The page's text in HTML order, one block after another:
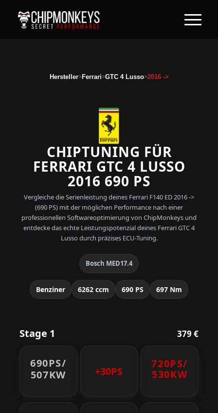
Hersteller>Ferrari>GTC 4 Lusso>2016 ->
CHIPTUNING FÜR
FERRARI GTC 4 LUSSO
2016 690 PS
Vergleiche die Serienleistung deines Ferrari F140 ED 2016 ->
(690 PS) mit der möglichen Performance nach einer
professionellen Softwareoptimierung von ChipMonkeys und
entdecke das echte Leistungspotenzial deines Ferrari GTC 4
Lusso durch präzises ECU-Tuning.
Bosch MED17.4
Benziner 6262 ccm 690 PS 697 Nm
Stage 1 379 €
690PS/
507KW
+30PS
720PS/
530KW